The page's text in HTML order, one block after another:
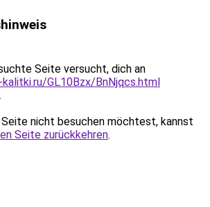
Seite versucht, dich an
GL10Bzx/BnNjqcs.html
Seite nicht besuchen möchtest, kannst
Seite zurückkehren.